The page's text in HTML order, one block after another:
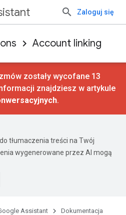
Zaloguj się
Account linking
zostały wycofane 13
znajdziesz w artykule
.
tłumaczenia treści na Twój
wygenerowane przez AI mogą
Assistant
Dokumentacja